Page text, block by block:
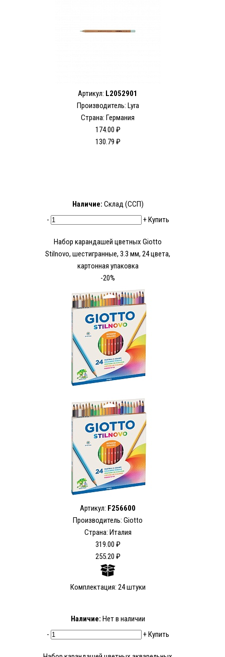
Артикул: L2052901
Производитель: Lyra
Страна: Германия
174.00 ₽
130.79 ₽
Наличие: Склад (ССП)
-
+Купить
Набор карандашей цветных Giotto
Stilnovo, шестигранные, 3.3 мм, 24 цвета,
картонная упаковка
-20%
Артикул: F256600
Производитель: Giotto
Страна: Италия
319.00 ₽
255.20 ₽
Комплектация: 24 штуки
Наличие: Нет в наличии
-
+Купить